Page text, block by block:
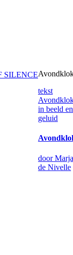
SILENCE
tekst
in beeld en
geluid
door Marja
de Nivelle